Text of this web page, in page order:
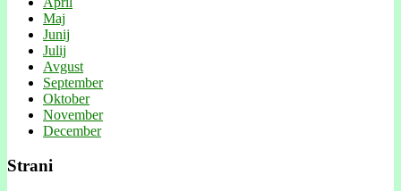
Maj
Junij
Julij
Avgust
September
Oktober
November
December
Strani